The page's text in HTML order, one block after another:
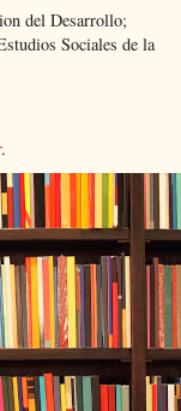
del Desarrollo;
Sociales de la
.